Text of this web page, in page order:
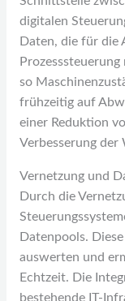
digitalen
Daten, die für die
so
frühzeitig auf
einer Reduktion
Verbesserung der
Vernetzung und
Durch die
Datenpools.
auswerten und
Echtzeit. Die
bestehende IT-